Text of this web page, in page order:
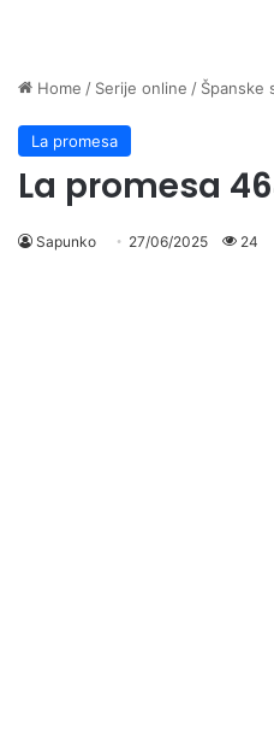
Home / Serije online / Španske
La promesa
La promesa
Sapunko 27/06/2025 24